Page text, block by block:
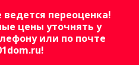
переоценка!
цены уточнять у
или по почте
!